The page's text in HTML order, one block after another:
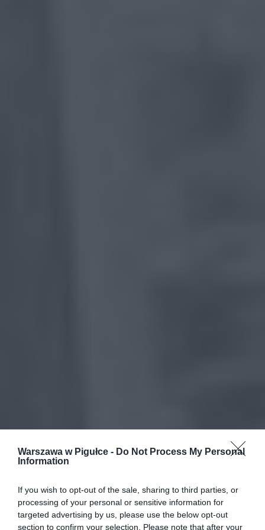
Warszawa w Pigułce - Do Not Process My Personal
Information
If you wish to opt-out of the sale, sharing to third parties, or
processing of your personal or sensitive information for
targeted advertising by us, please use the below opt-out
section to confirm your selection. Please note that after your